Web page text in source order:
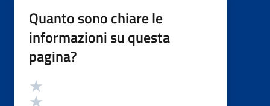
Quanto sono chiare le
informazioni su questa
pagina?
Valutazione